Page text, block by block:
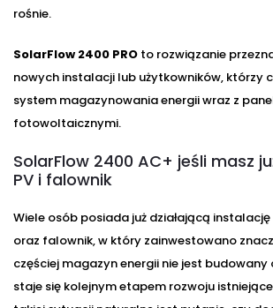
rośnie.
SolarFlow 2400 PRO to rozwiązanie
nowych instalacji lub użytkowników, którzy
system magazynowania energii wraz z
fotowoltaicznymi.
SolarFlow 2400 AC+ jeśli masz
PV i falownik
Wiele osób posiada już działającą
oraz falownik, w który zainwestowano
częściej magazyn energii nie jest
staje się kolejnym etapem rozwoju